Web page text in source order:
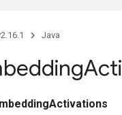
Java